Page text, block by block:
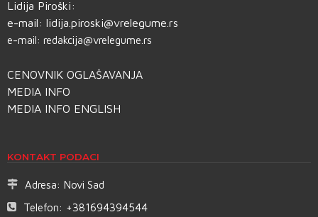
Lidija Piroški:
e-mail: lidija.piroski@vrelegume.rs
e-mail: redakcija@vrelegume.rs
CENOVNIK OGLAŠAVANJA
MEDIA INFO
MEDIA INFO ENGLISH
KONTAKT PODACI
Adresa: Novi Sad
Telefon: +381694394544